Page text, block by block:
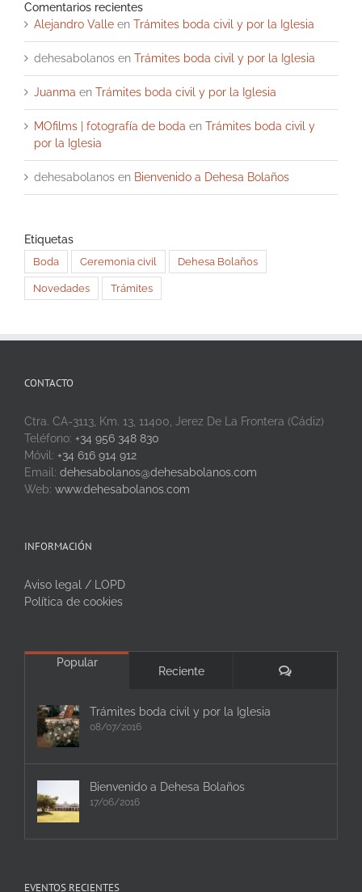
Comentarios recientes
Alejandro Valle en Trámites boda civil y por la Iglesia
dehesabolanos en Trámites boda civil y por la Iglesia
Juanma en Trámites boda civil y por la Iglesia
MOfilms | fotografía de boda en Trámites boda civil y
por la Iglesia
dehesabolanos en Bienvenido a Dehesa Bolaños
Etiquetas
Boda Ceremonia civil Dehesa Bolaños
Novedades Trámites
CONTACTO
Ctra. CA-3113, Km. 13, 11400, Jerez De La Frontera (Cádiz)
Teléfono: +34 956 348 830
Móvil: +34 616 914 912
Email: dehesabolanos@dehesabolanos.com
Web: www.dehesabolanos.com
INFORMACIÓN
Aviso legal / LOPD
Política de cookies
Popular
Reciente Comentarios
Trámites boda civil y por la Iglesia
08/07/2016
Bienvenido a Dehesa Bolaños
17/06/2016
EVENTOS RECIENTES